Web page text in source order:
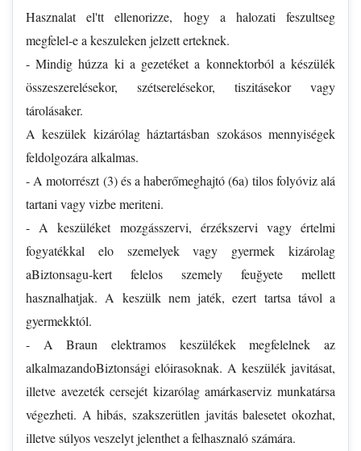
Hasznalat el'tt ellenorizze, hogy a halozati feszultseg
megfelel-e a keszuleken jelzett erteknek.
- Mindig húzza ki a gezetéket a konnektorból a készülék
összeszerelésekor, szétserelésekor, tiszitásekor vagy
tárolásaker.
A keszülek kizárólag háztartásban szokásos mennyiségek
feldolgozára alkalmas.
- A motorrészt (3) és a haberőmeghajtó (6a) tilos folyóviz alá
tartani vagy vizbe meriteni.
- A keszüléket mozgásszervi, érzékszervi vagy értelmi
fogyatékkal elo szemelyek vagy gyermek kizárolag
aBiztonsagu-kert felelos szemely feuğyete mellett
hasznalhatjak. A keszülk nem jaték, ezert tartsa távol a
gyermekktól.
- A Braun elektramos keszülékek megfelelnek az
alkalmazandoBiztonsági elóirasoknak. A keszülék javitásat,
illetve avezeték cersejét kizarólag amárkaserviz munkatársa
végezheti. A hibás, szakszerütlen javitás balesetet okozhat,
illetve súlyos veszelyt jelenthet a felhasznaló számára.